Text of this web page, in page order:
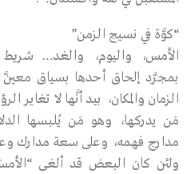
“كوَّة في نسيج الزمن”
الأمس، واليوم، والغد… شريط
بمجرَّد إلحاق أحدها بسياق
الزمان والمكان، بيد أنَّها لا تغاير
مَن يدركها، وهو مَن يُلبسها
مدارج فهمه، وعلى سعة مدارك
ولئن كان البعض قد ألغى